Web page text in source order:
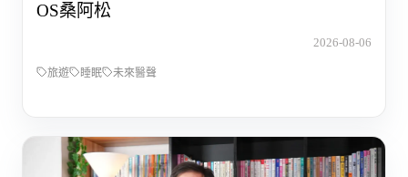
OS桑阿松
2026-08-06
旅遊 睡眠 未來醫聲